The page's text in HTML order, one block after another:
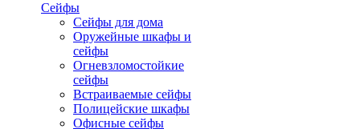
Сейфы
Сейфы для дома
Оружейные шкафы и
сейфы
Огневзломостойкие
сейфы
Встраиваемые сейфы
Полицейские шкафы
Офисные сейфы